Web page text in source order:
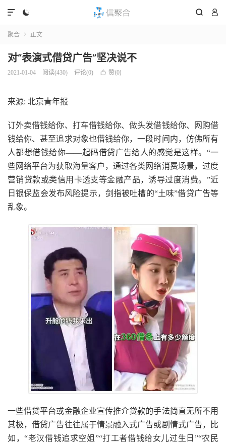
  

聚合  正文
对“表演式借贷广告”坚决说不
2021-01-04 阅读(430) 评论(0)  赞(0)
来源: 北京青年报
订外卖借钱给你、打车借钱给你、做头发借钱给你、网购借
钱给你、甚至追求对象也借钱给你，一段时间内，仿佛所有
人都想借钱给你——起码借贷广告给人的感觉是这样。“一
些网络平台为获取海量客户，通过各类网络消费场景，过度
营销贷款或类信用卡透支等金融产品，诱导过度消费。”近
日银保监会发布风险提示，剑指被吐槽的“土味”借贷广告等
乱象。
一些借贷平台或金融企业宣传推介贷款的手法简直无所不用
其极，借贷广告往往属于情景融入式广告或剧情式广告，比
如，“老汉借钱追求空姐”“打工者借钱给女儿过生日”“农民